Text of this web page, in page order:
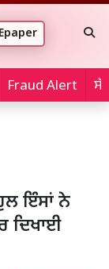
Fraud Alert
ਇੰਸਾਂ ਨੇ
ਦਿਖਾਈ